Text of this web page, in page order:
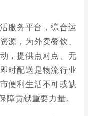
服务平台，综合运
源，为外卖餐饮、
，提供点对点、无
时配送是物流行业
便利生活不可或缺
障贡献重要力量。